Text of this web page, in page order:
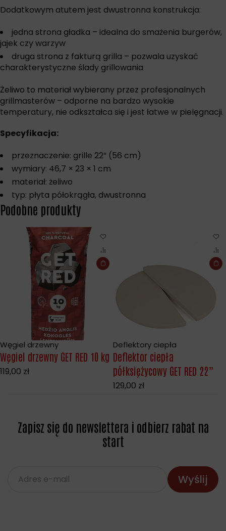
Dodatkowym atutem jest dwustronna konstrukcja:
jedna strona gładka – idealna do smażenia burgerów,
jajek czy warzyw
druga strona z fakturą grilla – pozwala uzyskać
charakterystyczne ślady grillowania
Żeliwo to materiał wybierany przez profesjonalnych
grillmasterów – odporne na bardzo wysokie
temperatury, nie odkształca się i jest łatwe w pielęgnacji.
Specyfikacja:
przeznaczenie: grille 22” (56 cm)
wymiary: 46,7 × 23 × 1 cm
materiał: żeliwo
typ: płyta półokrągła, dwustronna
Podobne produkty
Węgiel drzewny
Węgiel drzewny GET RED 10 kg
119,00 zł
Deflektory ciepła
Deflektor ciepła
półksiężycowy GET RED 22”
129,00 zł
Zapisz się do newslettera i odbierz rabat na
start